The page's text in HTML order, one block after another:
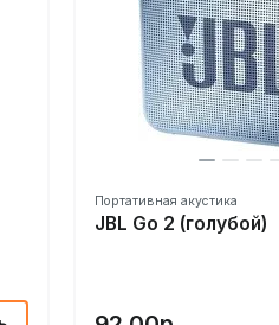
Портативная акустика
JBL Go 2 (голубой)